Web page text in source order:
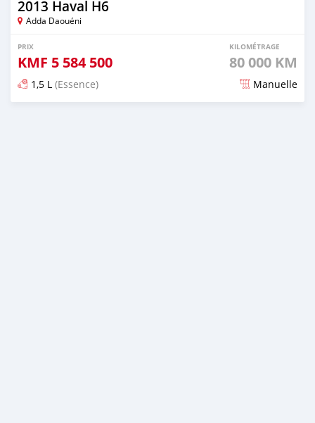
2013 Haval H6
Adda Daouéni
PRIX
KMF 5 584 500
KILOMÉTRAGE
80 000 KM
1,5 L (Essence) Manuelle